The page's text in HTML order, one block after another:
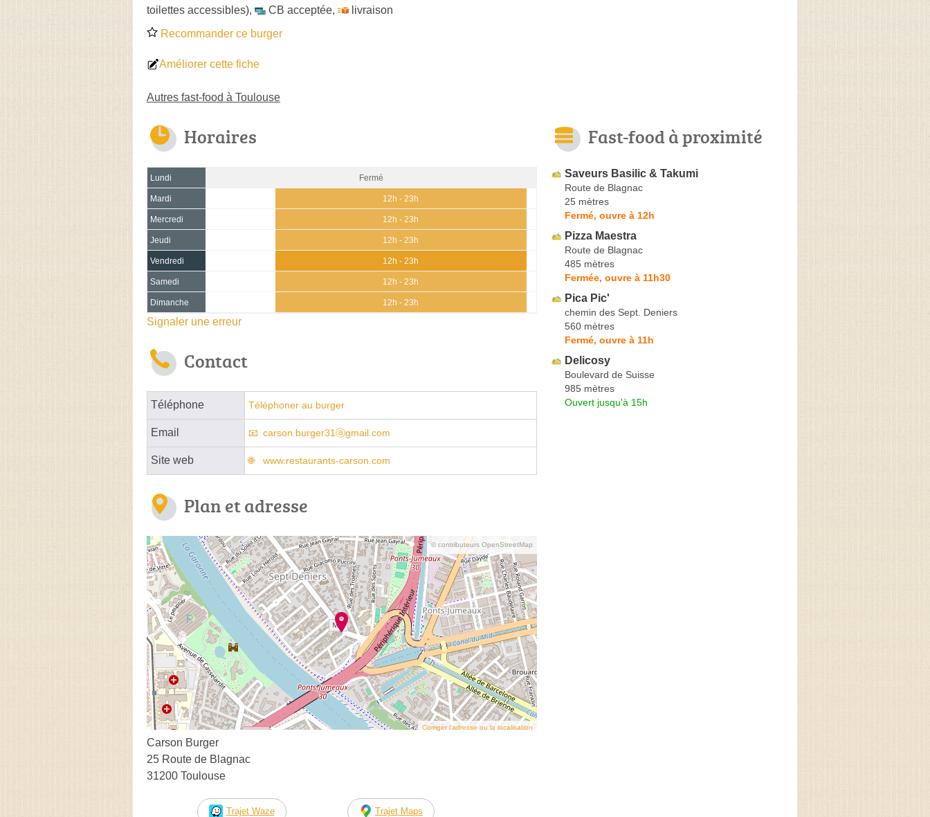
toilettes accessibles), CB acceptée,
livraison
Recommander ce burger
Améliorer cette fiche
Autres fast-food à Toulouse
Horaires
Lundi Fermé
Mardi 12h - 23h
Mercredi 12h - 23h
Jeudi 12h - 23h
Vendredi 12h - 23h
Samedi 12h - 23h
Dimanche 12h - 23h
Signaler une erreur
Contact
Téléphone Téléphoner au burger
Email carson.burger31ⓐgmail.com
Site web www.restaurants-carson.com
Plan et adresse
© contributeurs OpenStreetMap
Corriger l’adresse ou la localisation
Carson Burger
25 Route de Blagnac
31200 Toulouse
Trajet Waze Trajet Maps
Fast-food à proximité
Saveurs Basilic & Takumi
Route de Blagnac
25 mètres
Fermé, ouvre à 12h
Pizza Maestra
Route de Blagnac
485 mètres
Fermée, ouvre à 11h30
Pica Pic'
chemin des Sept. Deniers
560 mètres
Fermé, ouvre à 11h
Delicosy
Boulevard de Suisse
985 mètres
Ouvert jusqu'à 15h